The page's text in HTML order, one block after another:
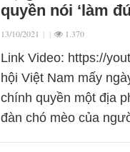
quyền nói ‘làm
13/10/2021 | | 1.370
Link Video: https://
hội Việt Nam mấy
chính quyền một địa
đàn chó mèo của